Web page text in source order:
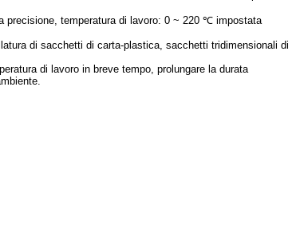
precisione, temperatura di lavoro: 0 ~ 220 ℃ impostata
di sacchetti di carta-plastica, sacchetti tridimensionali di
di lavoro in breve tempo, prolungare la durata